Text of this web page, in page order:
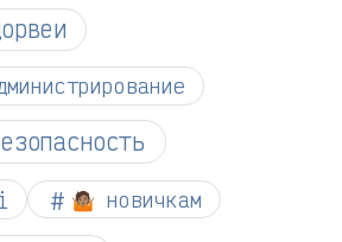
🤷🏽 новичкам